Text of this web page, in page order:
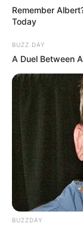
Remember
Today
BUZZ DAY
A Duel Between
BUZZDAY